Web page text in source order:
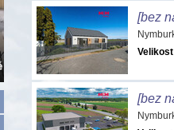
[bez
[bez